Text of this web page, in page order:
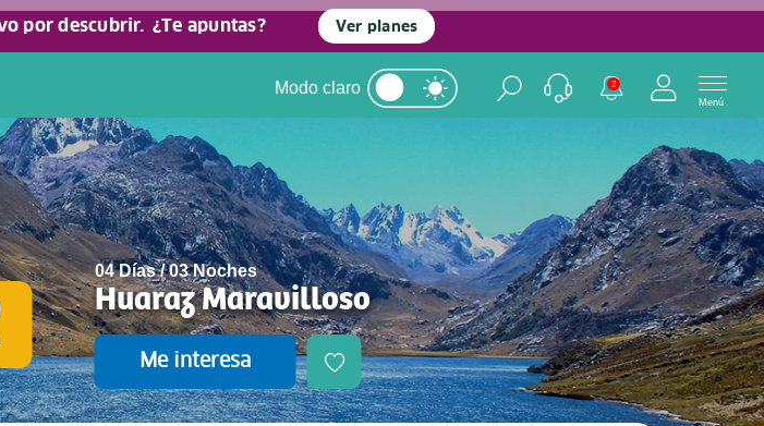
por descubrir. ¿Te apuntas? Ver planes
Modo claro 2
Menú
04 Días / 03 Noches
Huaraz Maravilloso
Me interesa